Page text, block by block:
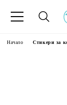
Начало Стикери за